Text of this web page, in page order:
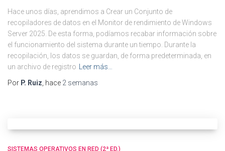
Hace unos días, aprendimos a Crear un Conjunto de
recopiladores de datos en el Monitor de rendimiento de Windows
Server 2025. De esta forma, podíamos recabar información sobre
el funcionamiento del sistema durante un tiempo. Durante la
recopilación, los datos se guardan, de forma predeterminada, en
un archivo de registro Leer más…
Por P. Ruiz, hace 2 semanas
SISTEMAS OPERATIVOS EN RED (2ª ED.)